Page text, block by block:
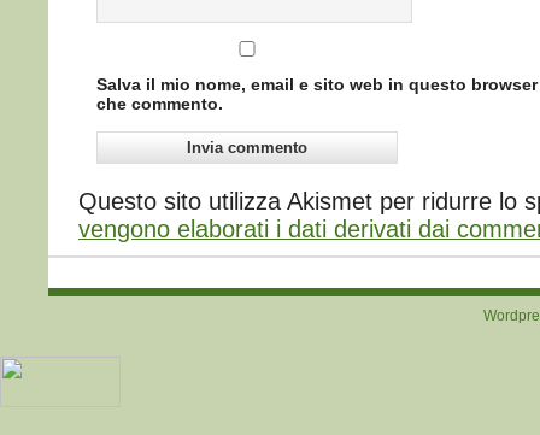
Salva il mio nome, email e sito web in questo
che commento.
Questo sito utilizza Akismet per ridurre lo
vengono elaborati i dati derivati dai